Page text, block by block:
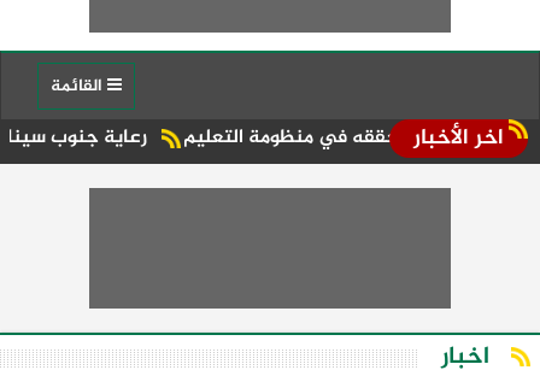
اخر الأخبار رعاية جنوب سيناء تضع مؤشرات لما حققه في منظومة التعليم
اخبار